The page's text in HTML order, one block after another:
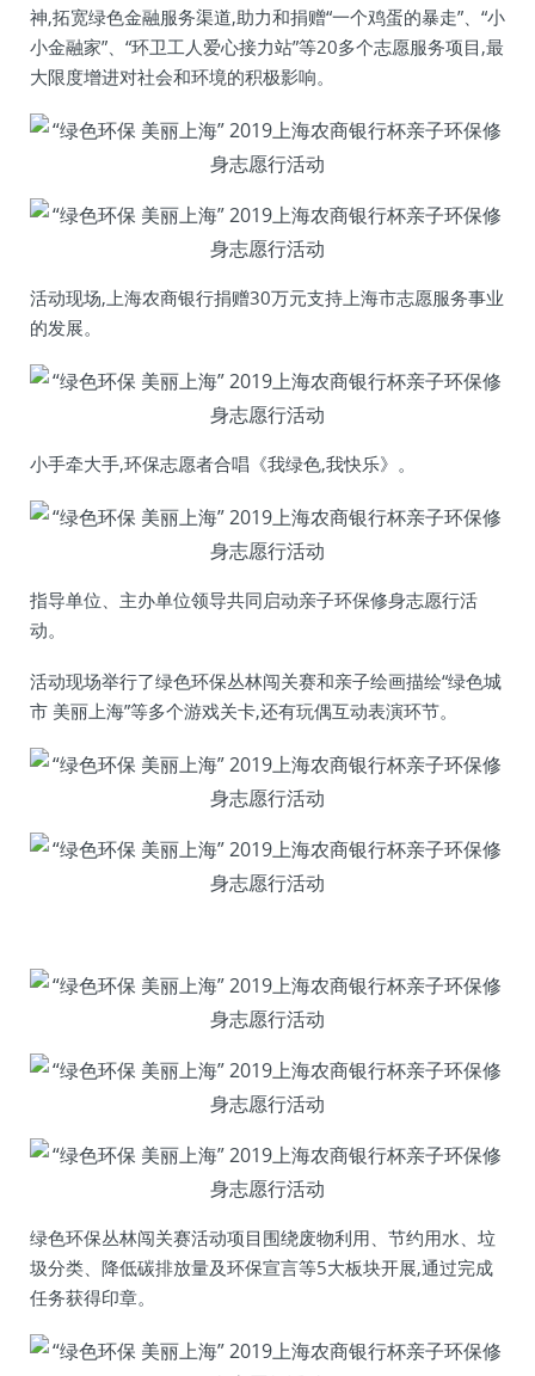
神,拓宽绿色金融服务渠道,助力和捐赠“一个鸡蛋的暴走”、“小
小金融家”、“环卫工人爱心接力站”等20多个志愿服务项目,最
大限度增进对社会和环境的积极影响。
活动现场,上海农商银行捐赠30万元支持上海市志愿服务事业
的发展。
小手牵大手,环保志愿者合唱《我绿色,我快乐》。
指导单位、主办单位领导共同启动亲子环保修身志愿行活
动。
活动现场举行了绿色环保丛林闯关赛和亲子绘画描绘“绿色城
市 美丽上海”等多个游戏关卡,还有玩偶互动表演环节。
绿色环保丛林闯关赛活动项目围绕废物利用、节约用水、垃
圾分类、降低碳排放量及环保宣言等5大板块开展,通过完成
任务获得印章。